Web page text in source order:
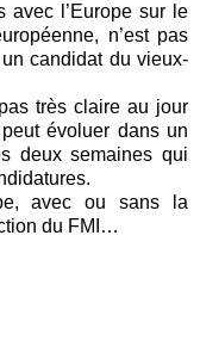
avec l’Europe sur le
n’est pas
candidat du vieux-
très claire au jour
évoluer dans un
deux semaines qui
avec ou sans la
du FMI…